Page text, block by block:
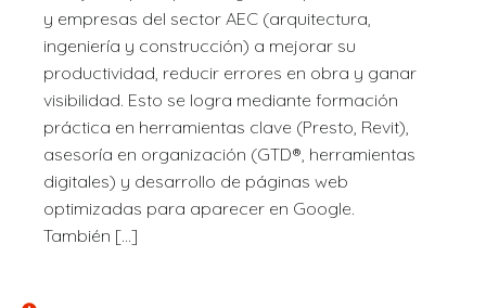
y empresas del sector AEC (arquitectura,
ingeniería y construcción) a mejorar su
productividad, reducir errores en obra y ganar
visibilidad. Esto se logra mediante formación
práctica en herramientas clave (Presto, Revit),
asesoría en organización (GTD®, herramientas
digitales) y desarrollo de páginas web
optimizadas para aparecer en Google.
También […]